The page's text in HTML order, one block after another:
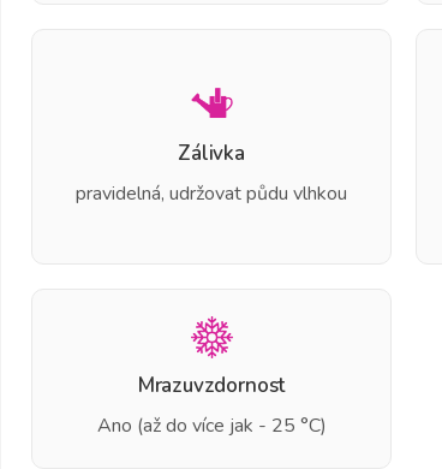
Zálivka
pravidelná, udržovat půdu vlhkou
Mrazuvzdornost
Ano (až do více jak - 25 °C)